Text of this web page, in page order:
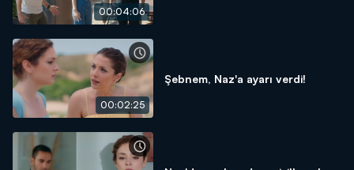
00:04:06
00:02:25
Şebnem, Naz'a ayarı verdi!